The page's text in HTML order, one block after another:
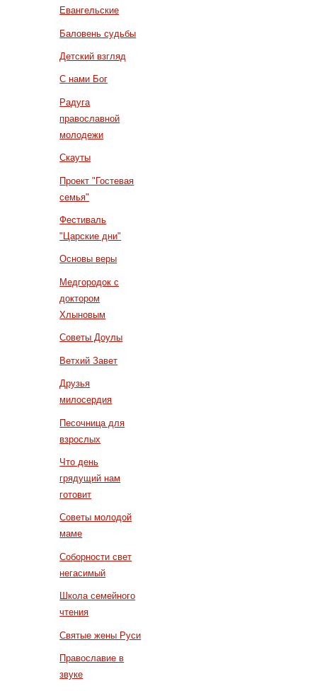
Евангельские
Баловень судьбы
Детский взгляд
С нами Бог
Радуга
православной
молодежи
Скауты
Проект "Гостевая
семья"
Фестиваль
"Царские дни"
Основы веры
Медгородок с
доктором
Хлыновым
Советы Доулы
Ветхий Завет
Друзья
милосердия
Песочница для
взрослых
Что день
грядущий нам
готовит
Советы молодой
маме
Соборности свет
негасимый
Школа семейного
чтения
Святые жены Руси
Православие в
звуке